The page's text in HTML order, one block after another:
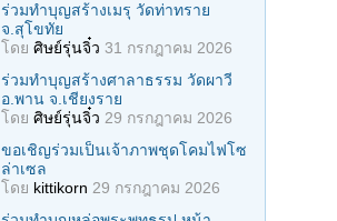
ร่วมทําบุญสร้างเมรุ วัดท่าทราย
จ.สุโขทัย
โดย ศิษย์รุ่นจิ๋ว 31 กรกฎาคม 2026
ร่วมทําบุญสร้างศาลาธรรม วัดผาวี
อ.พาน จ.เชียงราย
โดย ศิษย์รุ่นจิ๋ว 29 กรกฎาคม 2026
ขอเชิญร่วมเป็นเจ้าภาพชุดโคมไฟโซ
ล่าเซล
โดย kittikorn 29 กรกฎาคม 2026